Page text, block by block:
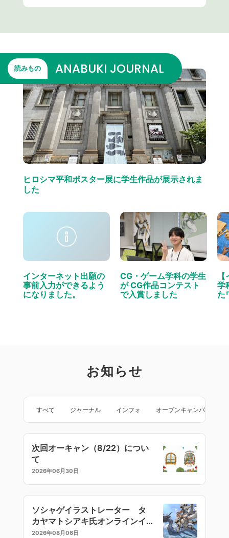
工程管理における建築施工管理技士です。
品質管理
品質管理は、建物を設計図どおり、かつ安全で高品質な
状態に仕上げるための重要な業務です。施工内容や使用
する資材が基準を満たしているかを確認し、不備があれ
ば早期に是正を行います。
例えば、コンクリートの強度や鉄筋の配置、仕上げ材の
施工精度など、細かな部分まで目を配る必要がありま
安全性や耐久性に大きく影響します。
建築施工管理技士は「建物の完成度を守る最後の砦」と
して、妥協のない品質管理を行う責任を担っています。
安全管理
作業や重量物の運搬など危険が多く、常にリスクと隣り
用確認、足場や重機の点検、作業前の安全ミーティング
などを通して、作業員の安全意識を高めていきます。
一」を徹底し、人命を守る責任を負っています。事故ゼ
一つです。
読みもの ANABUKI JOURNAL
ヒロシマ平和ポスター展に学生作品が展示されま
した
インターネット出願の
事前入力ができるよう
になりました。
CG・ゲーム学科の学生
が CG作品コンテスト
で入賞しました
学
た
お知らせ
すべて ジャーナル インフォ オープンキャンパス
次回オーキャン（8/22）につい
て
2026年06月30日
ソシャゲイラストレーター タ
カヤマトシアキ氏オンラインイ
ラストセミナー
2026年08月06日